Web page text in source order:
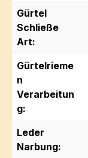
Gürtel
Schließe
Art:
Gürtelrieme
n
Verarbeitun
g:
Leder
Narbung: